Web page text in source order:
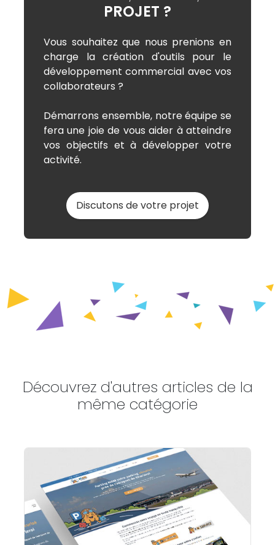
PROJET ?
Vous souhaitez que nous prenions en
charge la création d'outils pour le
développement commercial avec vos
collaborateurs ?
Démarrons ensemble, notre équipe se
fera une joie de vous aider à atteindre
vos objectifs et à développer votre
activité.
Discutons de votre projet
Découvrez d'autres articles de la
même catégorie